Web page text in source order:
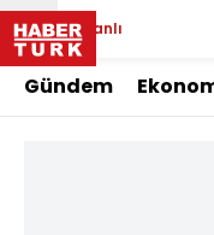
Canlı
Gündem